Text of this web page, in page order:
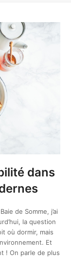
dans
de Somme, j’ai
la question
où dormir, mais
Et
! On parle de plus